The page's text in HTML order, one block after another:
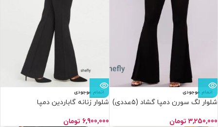
اتمام موجودی
شلوار لگ سورن دمپا گشاد (۵عددی)
3,250,000 تومان
اتمام موجودی
شلوار زنانه گاباردین دمپا
6,900,000 تومان